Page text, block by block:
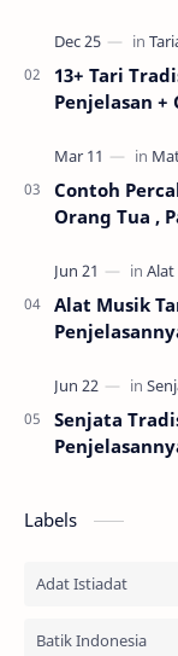
13+ Tari
Penjelasan +
Contoh
Orang Tua ,
Alat Musik
Senjata
Labels
Adat Istiadat
Batik Indonesia